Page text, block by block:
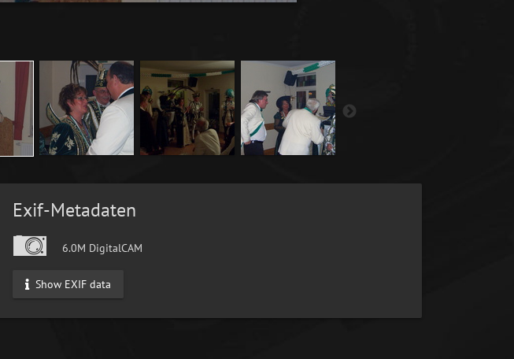
Exif-Metadaten
6.0M DigitalCAM
Show EXIF data